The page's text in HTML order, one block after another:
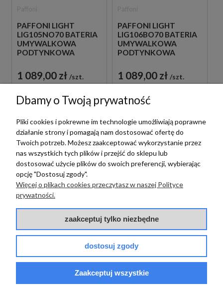
PAFFONI LIGHT
LIG105NO70 BATERIA
UMYWALKOWA
PODTYNKOWA
CZARNA
1 089,00 zł szt.
PAFFONI LIGHT
LIG106BO70 BATERIA
UMYWALKOWA
PODTYNKOWA
BIAŁA
1 089,00 zł szt.
LIG131BO BATERIA
BIDETOWA STOJĄCA
PAFFONI LIGHT
LIG105BO70 BATERIA
UMYWALKOWA
PODTYNKOWA
JEDNOUCHWYTOWA
BIAŁA
1 089,00 zł
Dbamy o Twoją prywatność
Pliki cookies i pokrewne im technologie umożliwiają poprawne
działanie strony i pomagają nam dostosować ofertę do
Twoich potrzeb. Możesz zaakceptować wykorzystanie przez
nas wszystkich tych plików i przejść do sklepu lub
dostosować użycie plików do swoich preferencji, wybierając
opcję "Dostosuj zgody".
Więcej o plikach cookies przeczytasz w naszej Polityce
prywatności.
zaakceptuj tylko niezbędne
dostosuj zgody
Zaakceptuj wszystkie